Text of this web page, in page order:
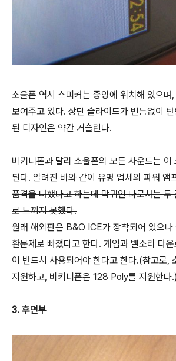
소울폰 역시 스피커는 중앙에 위치해 있으며
보여주고 있다. 상단 슬라이드가 빈틈없이
된 디자인은 약간 거슬린다.
비키니폰과 달리 소울폰의 모든 사운드는 이
된다. 알려진 바와 같이 유명 업체의 파워
품격을 더했다고 하는데 막귀인 나로서는 두
로 느끼지 못했다.
원래 해외판은 B&O ICE가 장착되어 있으나
환문제로 빠졌다고 한다. 게임과 벨소리 다
이 반드시 사용되어야 한다고 한다.(참고로,
지원하고, 비키니폰은 128 Poly를 지원한다.)
3. 후면부